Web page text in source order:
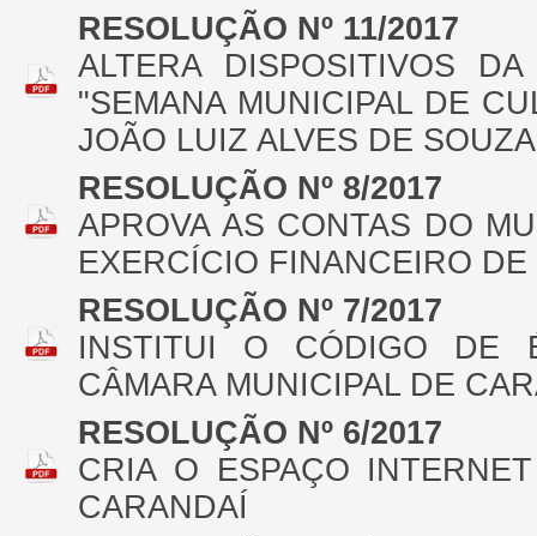
RESOLUÇÃO Nº 11/2017
ALTERA DISPOSITIVOS
"SEMANA MUNICIPAL DE
JOÃO LUIZ ALVES DE
RESOLUÇÃO Nº 8/2017
APROVA AS CONTAS DO
EXERCÍCIO FINANCEIRO DE
RESOLUÇÃO Nº 7/2017
INSTITUI O CÓDIGO DE
CÂMARA MUNICIPAL DE
RESOLUÇÃO Nº 6/2017
CRIA O ESPAÇO
CARANDAÍ